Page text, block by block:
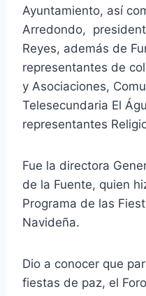
Ayuntamiento, así
Arredondo,
Reyes, además de
representantes de
y Asociaciones,
Telesecundaria El
representantes
Fue la directora
de la Fuente, quien
Programa de las
Navideña.
Dio a conocer que
fiestas de paz, el